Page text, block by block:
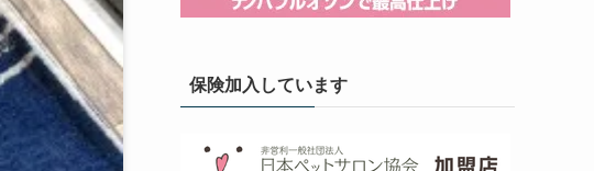
保険加入しています